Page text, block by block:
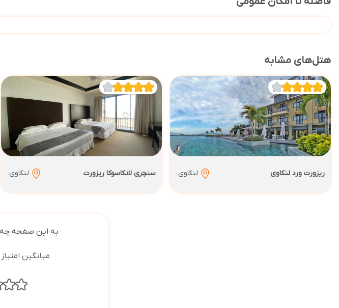
هتل‌های مشابه
ریزورت ورد لنکاوی لنکاوی سنچری لانکاسوکا ریزورت لنکاوی
به این صفحه چه
میانگین امتیاز 0 از 5 ( از 0 رای )